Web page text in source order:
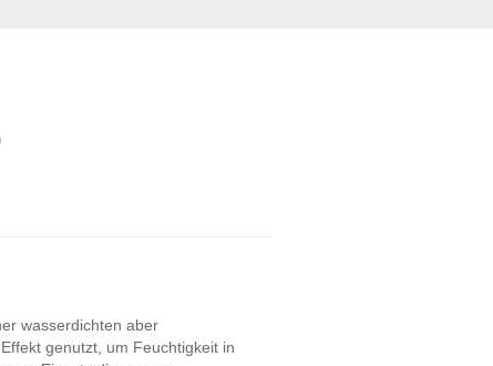
wasserdichten aber
genutzt, um Feuchtigkeit in